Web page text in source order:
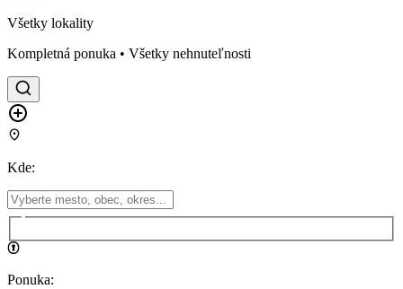
Všetky lokality
Kompletná ponuka • Všetky nehnuteľnosti
Kde:
Ponuka: